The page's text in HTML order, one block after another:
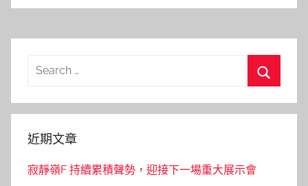
Search
近期文章
寂靜嶺F 持續累積聲勢，迎接下一場重大展示會